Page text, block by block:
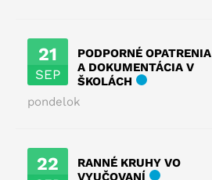
21
SEP
PODPORNÉ OPATRENIA
A DOKUMENTÁCIA V
ŠKOLÁCH
pondelok
22
RANNÉ KRUHY VO
VYUČOVANÍ